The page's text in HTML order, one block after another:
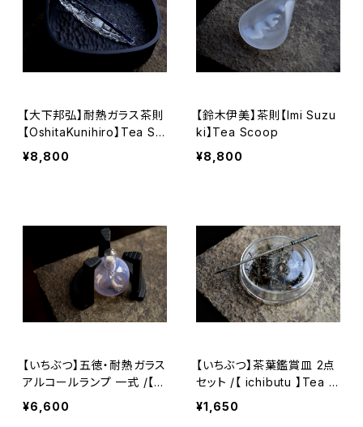
【大下邦弘】耐熱ガラス茶則
【OshitaKunihiro】Tea Sc
oop
¥8,800
【鈴木伊美】茶則【Imi Suzu
ki】Tea Scoop
¥8,800
【いちぶつ】五徳・耐熱ガラス
アルコールランプ 一式 /【 i
chibutu 】Trivet & Heat-r
esistant Glass Alcohol L
¥6,600
【いちぶつ】茶葉鑑賞皿 2点
セット /【 ichibutu 】Tea V
iewing Dish (Set of 2)
¥1,650